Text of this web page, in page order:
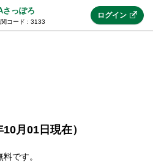
さっぽろ
コード : 3133
ットバンク)
ログイン
月01日現在）
です。